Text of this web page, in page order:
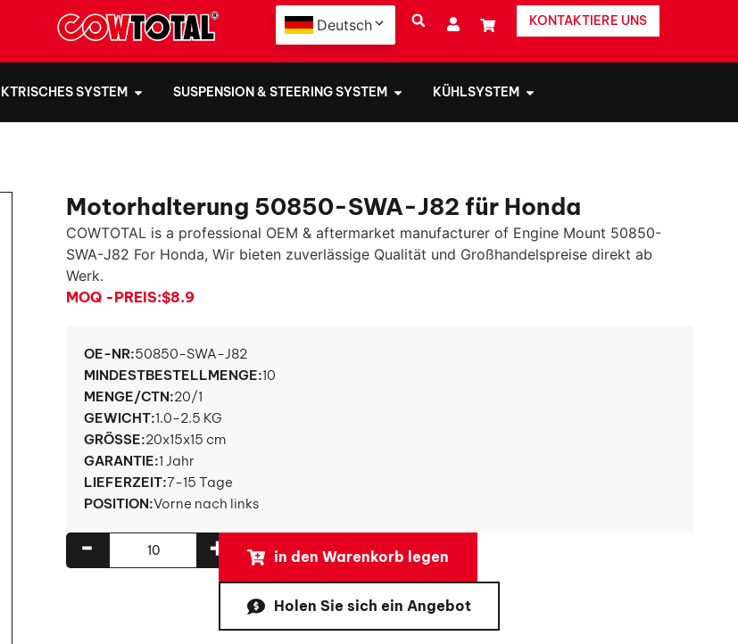
Deutsch KONTAKTIERE UNS
SYSTEM SUSPENSION & STEERING SYSTEM KÜHLSYSTEM
Motorhalterung 50850-SWA-J82 für Honda
COWTOTAL is a professional OEM & aftermarket manufacturer of Engine Mount 50850-
SWA-J82 For Honda, Wir bieten zuverlässige Qualität und Großhandelspreise direkt ab
Werk.
MOQ -PREIS:$8.9
OE-NR:50850-SWA-J82
MINDESTBESTELLMENGE:10
MENGE/CTN:20/1
GEWICHT:1.0-2.5 KG
GRÖSSE: 20x15x15 cm
GARANTIE:1 Jahr
LIEFERZEIT:7-15 Tage
POSITION:Vorne nach links
+
- in den Warenkorb legen
Holen Sie sich ein Angebot